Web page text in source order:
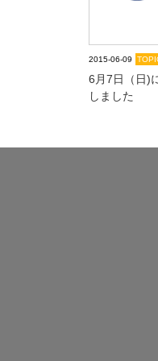
2015-06-09
6月7日（日)
しました